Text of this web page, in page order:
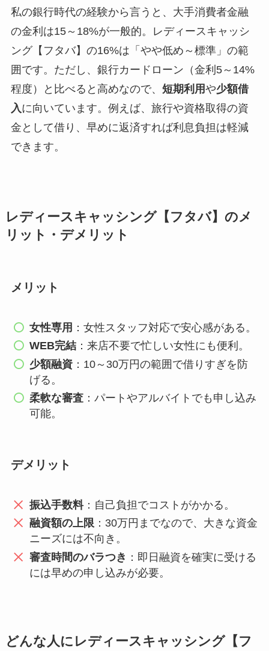
私の銀行時代の経験から言うと、大手消費者金融
の金利は15～18%が一般的。レディースキャッシ
ング【フタバ】の16%は「やや低め～標準」の範
囲です。ただし、銀行カードローン（金利5～14%
程度）と比べると高めなので、 短期利用や少額借
入に向いています。例えば、旅行や資格取得の資
金として借り、早めに返済すれば利息負担は軽減
できます。
レディースキャッシング【フタバ】のメ
リット・デメリット
メリット
女性専用 ：女性スタッフ対応で安心感がある。
WEB完結 ：来店不要で忙しい女性にも便利。
少額融資 ：10～30万円の範囲で借りすぎを防
げる。
柔軟な審査 ：パートやアルバイトでも申し込み
可能。
デメリット
振込手数料：自己負担でコストがかかる。
融資額の上限 ：30万円までなので、大きな資金
ニーズには不向き。
審査時間のバラつき ：即日融資を確実に受ける
には早めの申し込みが必要。
どんな人にレディースキャッシング【フ